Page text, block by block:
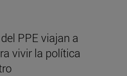
PPE viajan a
vivir la política